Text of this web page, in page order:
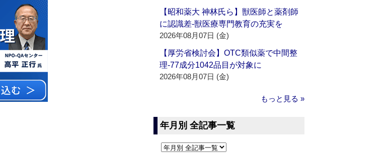
【昭和薬大 神林氏ら】獣医師と薬剤師
に認識差‐獣医療専門教育の充実を
2026年08月07日 (金)
【厚労省検討会】OTC類似薬で中間整
理‐77成分1042品目が対象に
2026年08月07日 (金)
もっと見る »
年月別 全記事一覧